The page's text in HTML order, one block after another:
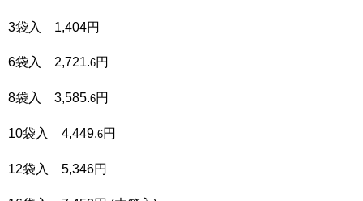
3袋入 1,404円
6袋入 2,721.6円
8袋入 3,585.6円
10袋入 4,449.6円
12袋入 5,346円